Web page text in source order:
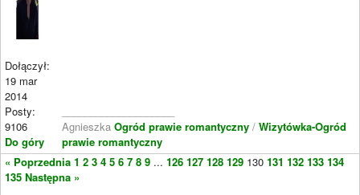
Dołączył:
19 mar
2014
Posty:
9106
Do góry
Agnieszka Ogród prawie romantyczny / Wizytówka-Ogród
prawie romantyczny
« Poprzednia 1 2 3 4 5 6 7 8 9 ... 126 127 128 129 130 131 132 133 134
135 Następna »